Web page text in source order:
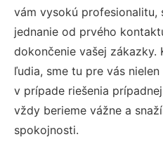
vám vysokú profesionalitu,
jednanie od prvého
dokončenie vašej zákazky.
ľudia, sme tu pre vás
v prípade riešenia
vždy berieme vážne a
spokojnosti.